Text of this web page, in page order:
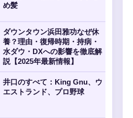
め髪
ダウンタウン浜田雅功なぜ休
養？理由・復帰時期・持病・
水ダウ・DXへの影響を徹底解
説【2025年最新情報】
井口のすべて：King Gnu、ウ
エストランド、プロ野球